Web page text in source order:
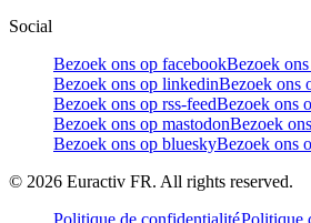
Social
Bezoek ons op facebookBezoek
Bezoek ons op linkedinBezoek ons
Bezoek ons op rss-feedBezoek ons
Bezoek ons op mastodonBezoek
Bezoek ons op blueskyBezoek ons
© 2026 Euractiv FR. All rights reserved.